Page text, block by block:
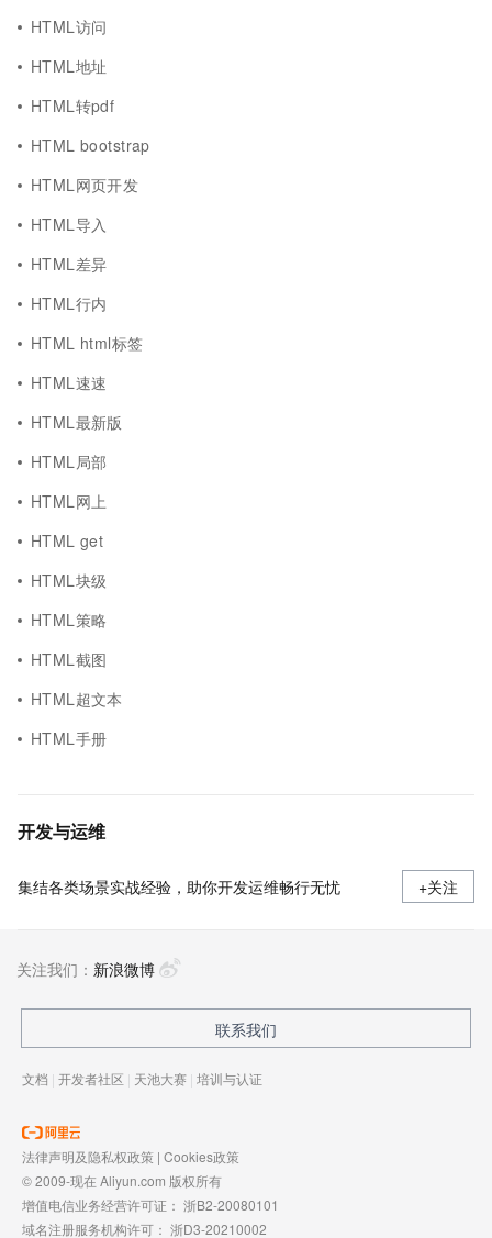
HTML访问
HTML地址
HTML转pdf
HTML bootstrap
HTML网页开发
HTML导入
HTML差异
HTML行内
HTML html标签
HTML速速
HTML最新版
HTML局部
HTML网上
HTML get
HTML块级
HTML策略
HTML截图
HTML超文本
HTML手册
开发与运维
集结各类场景实战经验，助你开发运维畅行无忧 +关注
关注我们： 新浪微博
联系我们
文档 | 开发者社区 | 天池大赛 | 培训与认证
法律声明及隐私权政策 | Cookies政策
© 2009-现在 Aliyun.com 版权所有
增值电信业务经营许可证： 浙B2-20080101
域名注册服务机构许可： 浙D3-20210002